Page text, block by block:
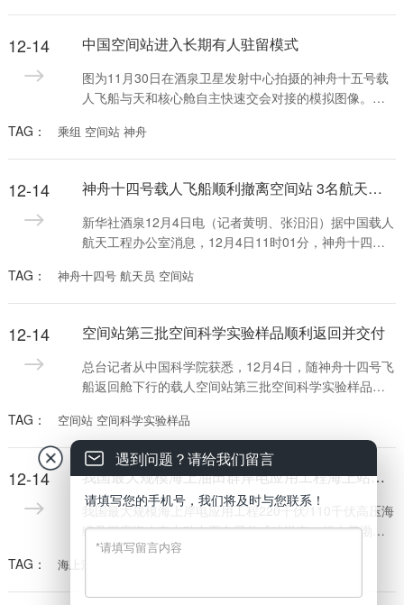
常生活工作的方方面面。
12-14 中国空间站进入长期有人驻留模式
图为11月30日在酒泉卫星发射中心拍摄的神舟十五号载
人飞船与天和核心舱自主快速交会对接的模拟图像。新
TAG： 乘组 空间站 神舟
12-14 神舟十四号载人飞船顺利撤离空间站 3名航天员即将踏上回家之旅
新华社酒泉12月4日电（记者黄明、张汨汨）据中国载人
航天工程办公室消息，12月4日11时01分，神舟十四号
TAG： 神舟十四号 航天员 空间站
12-14 空间站第三批空间科学实验样品顺利返回并交付
总台记者从中国科学院获悉，12月4日，随神舟十四号飞
船返回舱下行的载人空间站第三批空间科学实验样品在
利运抵中科院空间应用工程与技术中心，空间应用系统
总体与相关实验人员进行了实验样品基本状态的检查，
确认返回样品完好后，顺利交接相关实验科学家。
TAG： 空间站 空间科学实验样品
12-14 我国最大规模海上油田群岸电应用工程海上站成功送电
我国最大规模海上岸电应用工程220千伏/110千伏高压海
缆及三座海上电力动力平台日前成功送电，标志着渤中-
垦利油田群岸电应用工程项目实现关键里程碑，为项目
全面投用奠定了坚实基础。
TAG： 海上油田
遇到问题？请给我们留言
请填写您的手机号，我们将及时与您联系！